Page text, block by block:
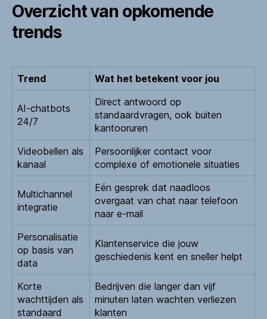
Overzicht van opkomende
trends
Trend Wat het betekent voor jou
AI-chatbots
24/7
Direct antwoord op
standaardvragen, ook buiten
kantooruren
Videobellen als
kanaal
Persoonlijker contact voor
complexe of emotionele situaties
Multichannel
integratie
Eén gesprek dat naadloos
overgaat van chat naar telefoon
naar e-mail
Personalisatie
op basis van
data
Klantenservice die jouw
geschiedenis kent en sneller helpt
Korte
wachttijden als
standaard
Bedrijven die langer dan vijf
minuten laten wachten verliezen
klanten